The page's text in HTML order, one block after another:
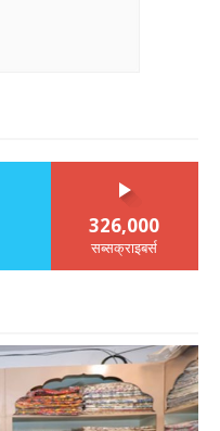
326,000
सब्सक्राइबर्स